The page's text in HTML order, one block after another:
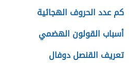
كم عدد الحروف الهجائية
أسباب القولون الهضمي
تعريف القنصل دوفال